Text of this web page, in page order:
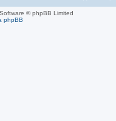
© phpBB Limited
phpBB